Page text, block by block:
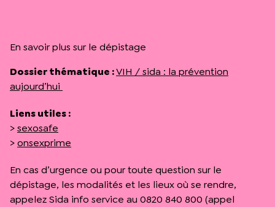
En savoir plus sur le dépistage
Dossier thématique :VIH / sida : la prévention
aujourd’hui
Liens utiles :
>sexosafe
>onsexprime
En cas d’urgence ou pour toute question sur le
dépistage, les modalités et les lieux où se rendre,
appelez Sida info service au 0820 840 800 (appel